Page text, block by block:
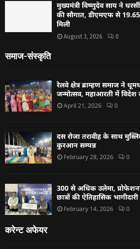
मुख्यमंत्री विष्णुदेव साय ने
की सौगात, डीएमएफ से
मिली
August 3, 2026 0
समाज-संस्कृति
रेलवे क्षेत्र ब्राम्हण समाज ने
जन्मोत्सव, महाआरती में विदेश
April 21, 2026 0
दस रोजा तरावीह के साथ
कुरआन सम्पन्न
February 28, 2026 0
300 से अधिक उलेमा,
छात्रों की ऐतिहासिक भागीदारी
February 14, 2026 0
करेन्ट अफेयर